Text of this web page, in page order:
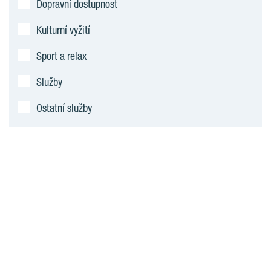
Dopravní dostupnost
Kulturní vyžití
Sport a relax
Služby
Ostatní služby